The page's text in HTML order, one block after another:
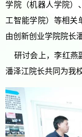
学院（机器人学院）、
工智能学院） 等相关
由创新创业学院院长
研讨会上，李红燕
潘泽江院长共同为我